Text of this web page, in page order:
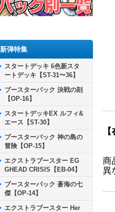
新弾特集
スタートデッキ 6色新スタ
ートデッキ【ST-31〜36】
ブースターパック 決戦の刻
【OP-16】
スタートデッキEX ルフィ&
エース【ST-30】
ブースターパック 神の島の
冒険【OP-15】
エクストラブースター EG
GHEAD CRISIS【EB-04】
ブースターパック 蒼海の七
傑【OP-14】
エクストラブースター Her
商
異